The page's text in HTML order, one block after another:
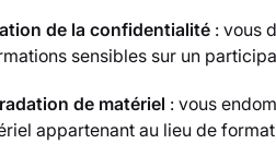
de la confidentialité : vous
sensibles sur un
de matériel : vous
appartenant au lieu de